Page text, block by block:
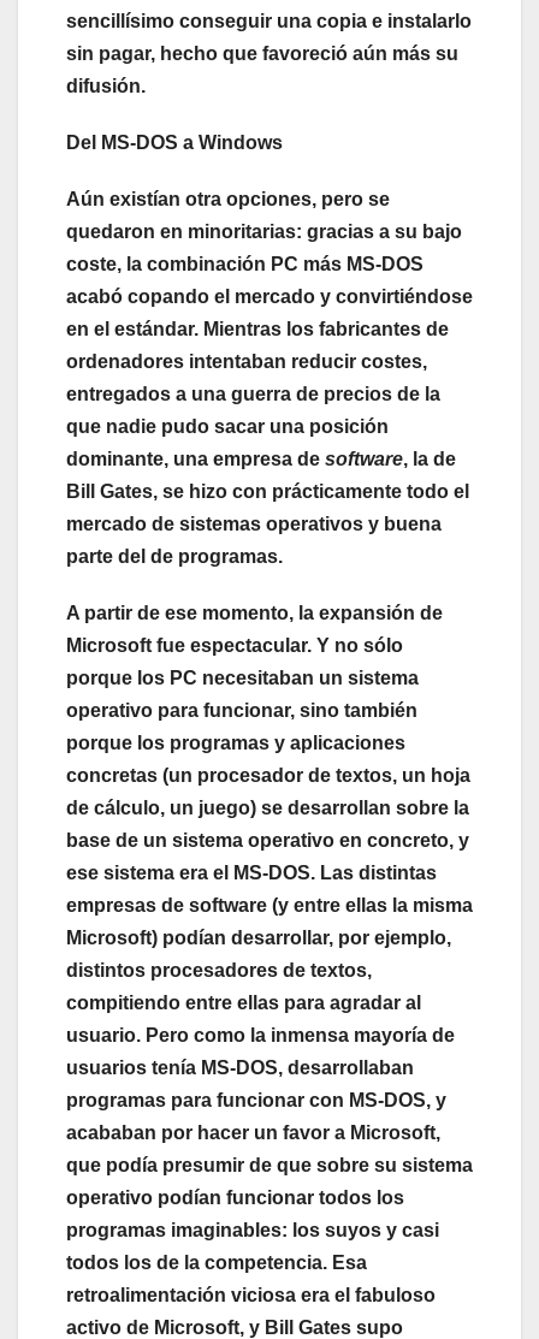
sencillísimo conseguir una copia e instalarlo
sin pagar, hecho que favoreció aún más su
difusión.
Del MS-DOS a Windows
Aún existían otra opciones, pero se
quedaron en minoritarias: gracias a su bajo
coste, la combinación PC más MS-DOS
acabó copando el mercado y convirtiéndose
en el estándar. Mientras los fabricantes de
ordenadores intentaban reducir costes,
entregados a una guerra de precios de la
que nadie pudo sacar una posición
dominante, una empresa de software, la de
Bill Gates, se hizo con prácticamente todo el
mercado de sistemas operativos y buena
parte del de programas.
A partir de ese momento, la expansión de
Microsoft fue espectacular. Y no sólo
porque los PC necesitaban un sistema
operativo para funcionar, sino también
porque los programas y aplicaciones
concretas (un procesador de textos, un hoja
de cálculo, un juego) se desarrollan sobre la
base de un sistema operativo en concreto, y
ese sistema era el MS-DOS. Las distintas
empresas de software (y entre ellas la misma
Microsoft) podían desarrollar, por ejemplo,
distintos procesadores de textos,
compitiendo entre ellas para agradar al
usuario. Pero como la inmensa mayoría de
usuarios tenía MS-DOS, desarrollaban
programas para funcionar con MS-DOS, y
acababan por hacer un favor a Microsoft,
que podía presumir de que sobre su sistema
operativo podían funcionar todos los
programas imaginables: los suyos y casi
todos los de la competencia. Esa
retroalimentación viciosa era el fabuloso
activo de Microsoft, y Bill Gates supo